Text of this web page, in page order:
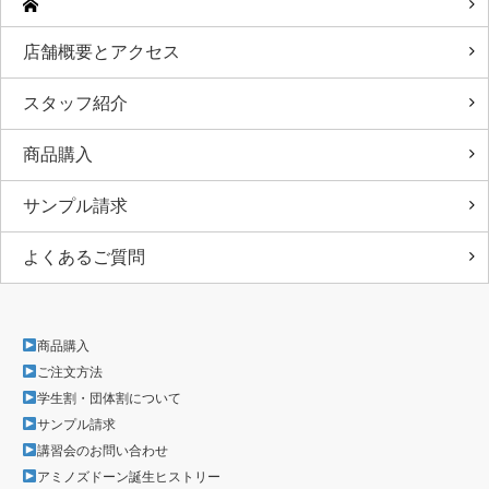
店舗概要とアクセス
スタッフ紹介
商品購入
サンプル請求
よくあるご質問
商品購入
ご注文方法
学生割・団体割について
サンプル請求
講習会のお問い合わせ
アミノズドーン誕生ヒストリー